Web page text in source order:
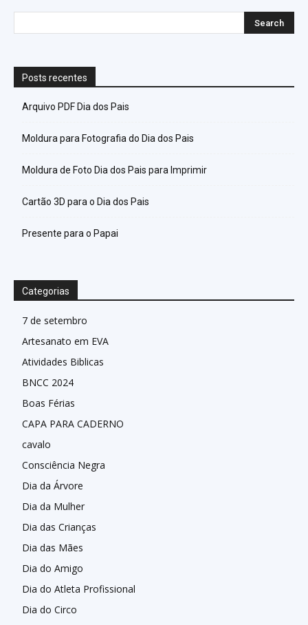
Posts recentes
Arquivo PDF Dia dos Pais
Moldura para Fotografia do Dia dos Pais
Moldura de Foto Dia dos Pais para Imprimir
Cartão 3D para o Dia dos Pais
Presente para o Papai
Categorias
7 de setembro
Artesanato em EVA
Atividades Biblicas
BNCC 2024
Boas Férias
CAPA PARA CADERNO
cavalo
Consciência Negra
Dia da Árvore
Dia da Mulher
Dia das Crianças
Dia das Mães
Dia do Amigo
Dia do Atleta Profissional
Dia do Circo